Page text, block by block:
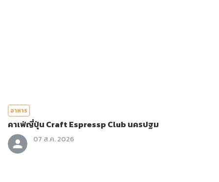
อาหาร
คาเฟ่ญี่ปุ่น Craft Espressp Club นครปฐม
07 ส.ค. 2026